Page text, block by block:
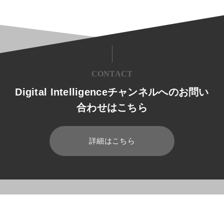
CONTACT
Digital Intelligenceチャンネルへのお問い
合わせはこちら
詳細はこちら